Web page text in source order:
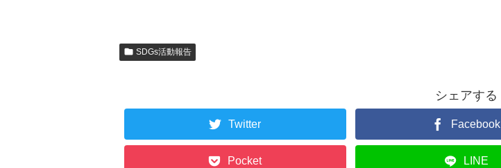
SDGs活動報告
シェアする
Twitter Facebook
Pocket LINE